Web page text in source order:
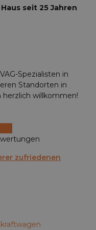
seit 25 Jahren
Spezialisten in
Standorten in
herzlich willkommen!
zufriedenen